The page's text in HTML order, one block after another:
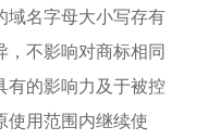
域名字母大小写存有
，不影响对商标相同
有的影响力及于被控
使用范围内继续使